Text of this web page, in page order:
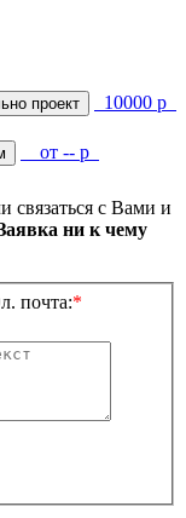
10000 р
от -- р
связаться с Вами и
ни к чему
почта:*